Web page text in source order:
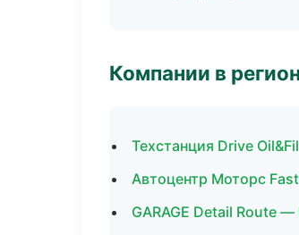
Компании в
Техстанция Drive
Автоцентр Моторс
GARAGE Detail Route